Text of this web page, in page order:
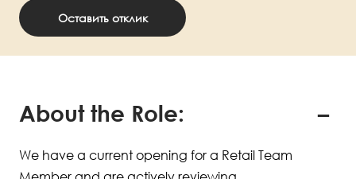
Оставить отклик
About the Role:
We have a current opening for a Retail Team